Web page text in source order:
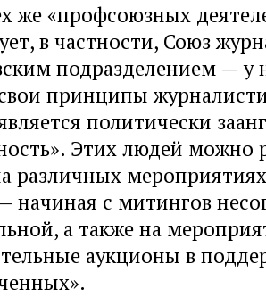
же «профсоюзных
в частности, Союз
подразделением — у
принципы
политически
Этих людей можно
различных
начиная с митингов
а также на
аукционы в